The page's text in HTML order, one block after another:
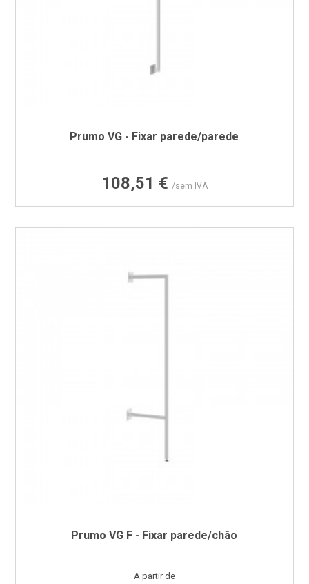
Prumo VG - Fixar parede/parede
Preço
108,51 € /sem IVA
Prumo VG F - Fixar parede/chão
Preço
A partir de